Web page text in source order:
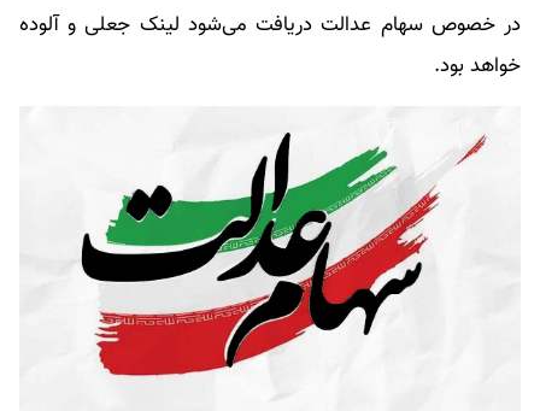
در خصوص سهام عدالت دریافت می‌شود لینک جعلی و آلوده
خواهد بود.